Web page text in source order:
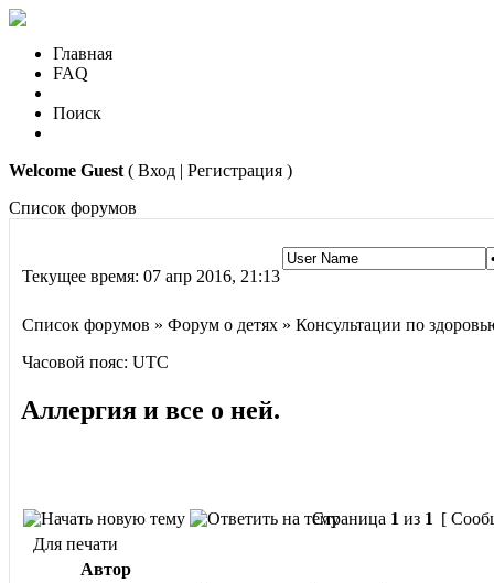
Главная
FAQ
Поиск
Welcome Guest ( Вход | Регистрация )
Список форумов
Текущее время: 07 апр 2016, 21:13
Список форумов » Форум о детях » Консультации по
Часовой пояс: UTC
Аллергия и все о ней.
Страница 1 из 1 [
Для печати
Автор